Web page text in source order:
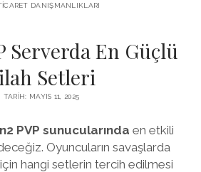
DANIŞMANLIKLARI
Serverda En Güçlü
Setleri
TARIH: MAYIS 11, 2025
PVP sunucularında en etkili
Oyuncuların savaşlarda
hangi setlerin tercih edilmesi